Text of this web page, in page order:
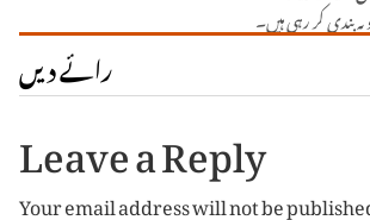
کر رہی ہیں۔
رائے دیں
Leave a Reply
Your email address will not be